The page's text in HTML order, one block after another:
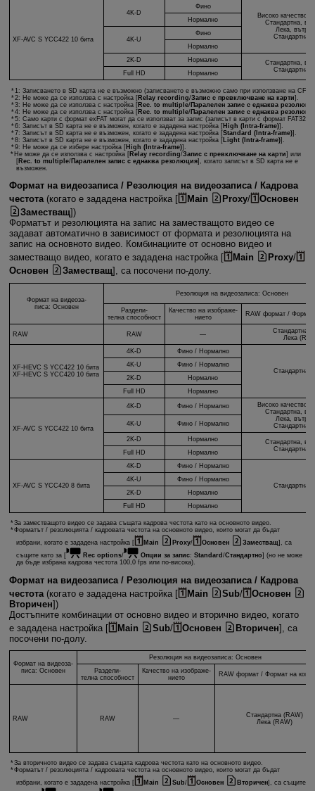
XF-AVC S YCC422 10 бита
4K-D
Фино
Високо качество,
Стандартна,
Лека,
Стандартна
Нормално
4K-U
Фино
Нормално
2K-D
Нормално
Стандартна,
Стандартна
Full HD Нормално
1: Записването в SD карта не е възможно (записването е възможно само при използване на
2: Не може да се използва с настройка [ Relay recording/Запис с превключване на карти].
3: Не може да се използва с настройка [ Rec. to multiple/ Паралелен запис с еднаква
4: Не може да се използва с настройка [ Rec. to multiple/ Паралелен запис с еднаква
5: Само карти с формат exFAT могат да се използват за запис (записът в карти с формат FAT32
6: Записът в SD карта не е възможен, когато е зададена настройка [ High (Intra-frame)].
7: Записът в SD карта не е възможен, когато е зададена настройка [Standard (Intra-frame)].
8: Записът в SD карта не е възможен, когато е зададена настройка [ Light (Intra-frame)].
9: Не може да се избере настройка [ High (Intra-frame)].
Не може да се използва с настройка [ Relay recording/Запис с превключване на карти] или
[Rec. to multiple/Паралелен запис с еднаква резолюция], когато записът в SD карта не е
възможен.
Формат на видеозаписа / Резолюция на видеозаписа / Кадрова
честота(когато е зададена настройка [ Main Proxy/
Основен
Заместващ])
Форматът и резолюцията на запис на заместващото видео се
задават автоматично в зависимост от формата и резолюцията на
запис на основното видео. Комбинациите от основно видео и
заместващо видео, когато е зададена настройка [
Main Proxy/
Основен
Заместващ], са посочени по-долу.
Формат на видеоза-
писа: Основен
Резолюция на видеозаписа: Основен
Раздели-
телна способност
Качество на изображе-
нието
RAW формат / Формат
RAW RAW —
Стандартна
Лека
XF-HEVC S YCC422 10 бита
XF-HEVC S YCC420 10 бита
4K-D Фино / Нормално
Стандартна
4K-U
Фино / Нормално
2K-D
Нормално
Full HD
Нормално
XF-AVC S YCC422 10 бита
4K-D Фино / Нормално
Високо качество,
Стандартна,
Лека,
Стандартна
4K-U Фино / Нормално
2K-D Нормално
Стандартна,
Стандартна
Full HD Нормално
XF-AVC S YCC420 8 бита
4K-D Фино / Нормално
Стандартна
4K-U
Фино / Нормално
2K-D
Нормално
Full HD
Нормално
За заместващото видео се задава същата кадрова честота като на основното видео.
Форматът / резолюцията / кадровата честота на основното видео, които могат да бъдат
избрани, когато е зададена настройка [
Main Proxy/ Основен Заместващ], са
същите като за [
Rec options/ Опции за запис: Standard /Стандартно] (но не може
да бъде избрана кадрова честота 100,0 fps или по-висока).
Формат на видеозаписа / Резолюция на видеозаписа / Кадрова
честота(когато е зададена настройка [ Main Sub/
Основен
Вторичен])
Достъпните комбинации от основно видео и вторично видео, когато
е зададена настройка [
Main Sub/ Основен Вторичен], са
посочени по-долу.
Формат на видеоза-
писа: Основен
Резолюция на видеозаписа: Основен
Раздели-
телна способност
Качество на изображе-
нието
RAW формат / Формат на
RAW RAW —
Стандартна (RAW)
Лека (RAW)
За вторичното видео се задава същата кадрова честота като на основното видео.
Форматът / резолюцията / кадровата честота на основното видео, които могат да бъдат
избрани, когато е зададена настройка [
Main Sub/ Основен Вторичен], са същите